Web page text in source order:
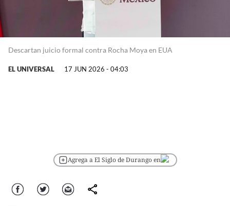
Descartan juicio formal contra Rocha Moya en EUA
EL UNIVERSAL 17 JUN 2026 - 04:03
Agrega a El Siglo de Durango en
Facebook Twitter Correo comparte